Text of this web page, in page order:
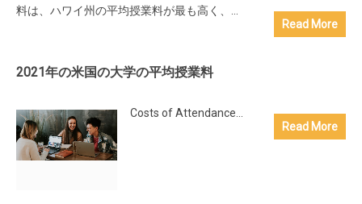
料は、ハワイ州の平均授業料が最も高く、...
Read More
2021年の米国の大学の平均授業料
Costs of Attendance...
Read More